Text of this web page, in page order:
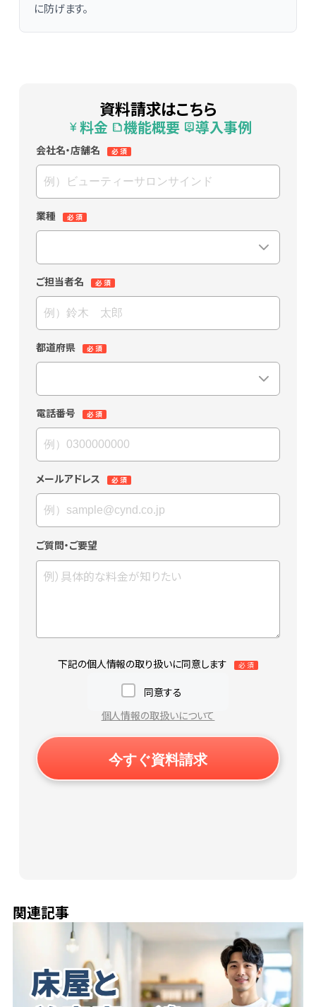
に防げます。
資料請求はこちら
currency_yen料金 summarize機能概要 person_pin導入事例
会社名・店舗名
業種
ご担当者名
都道府県
電話番号
メールアドレス
ご質問・ご要望
下記の個人情報の取り扱いに同意します
同意する
個人情報の取扱いについて
関連記事